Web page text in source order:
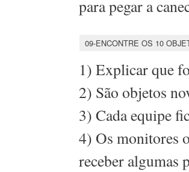
para pegar a
09-ENCONTRE OS 10
1) Explicar que
2) São objetos
3) Cada equipe
4) Os monitores
receber algumas